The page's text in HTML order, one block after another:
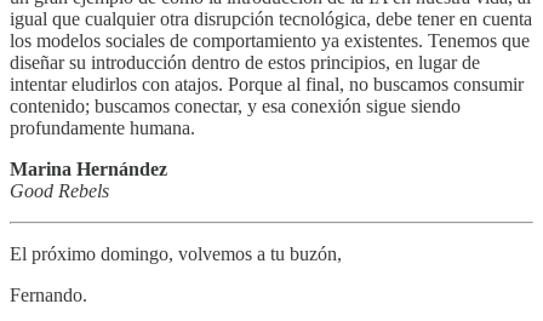
igual que cualquier otra disrupción tecnológica, debe tener en cuenta
los modelos sociales de comportamiento ya existentes. Tenemos que
diseñar su introducción dentro de estos principios, en lugar de
intentar eludirlos con atajos. Porque al final, no buscamos consumir
contenido; buscamos conectar, y esa conexión sigue siendo
profundamente humana.
Marina Hernández
Good Rebels
El próximo domingo, volvemos a tu buzón,
Fernando.